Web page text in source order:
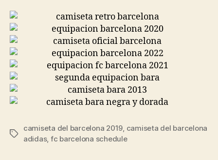
Etiquetas
camiseta del barcelona 2019, camiseta del barcelona
adidas, fc barcelona schedule